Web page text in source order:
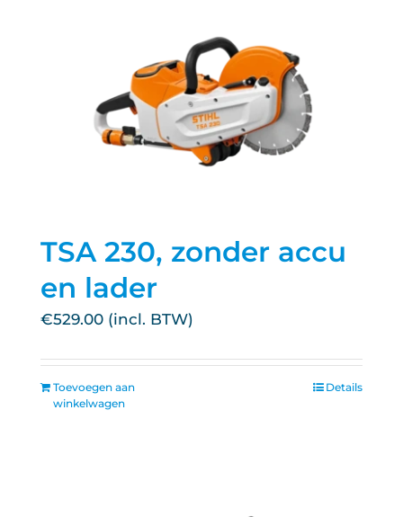
TSA 230, zonder accu
en lader
€529.00
Toevoegen aan
winkelwagen
Details